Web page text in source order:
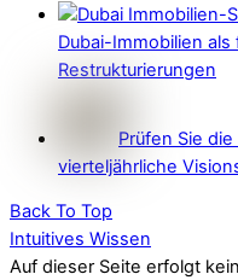
Dubai-Immobilien
Restrukturierungen
Prüfen Sie
vierteljährliche
Back To Top
Intuitives Wissen
Auf dieser Seite erfolgt